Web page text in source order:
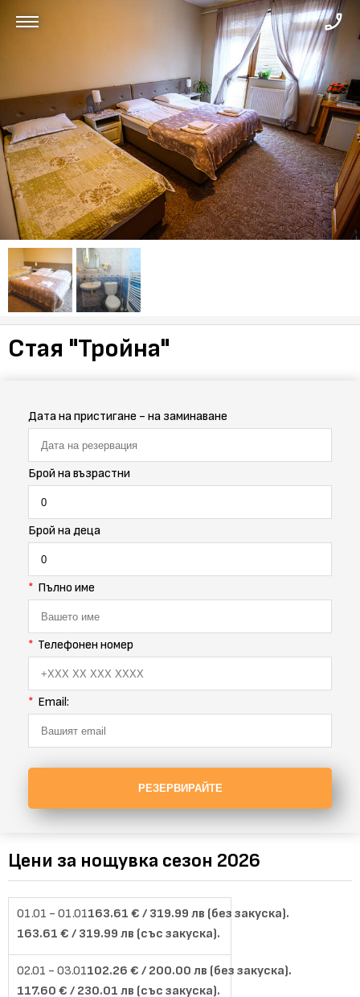
Стая "Тройна"
Дата на пристигане - на заминаване
Брой на възрастни
Брой на деца
Пълно име
Телефонен номер
Email:
РЕЗЕРВИРАЙТЕ
Цени за нощувка сезон 2026
163.61 € / 319.99 лв (без закуска).
163.61 € / 319.99 лв (със закуска).
102.26 € / 200.00 лв (без закуска).
117.60 € / 230.01 лв (със закуска).